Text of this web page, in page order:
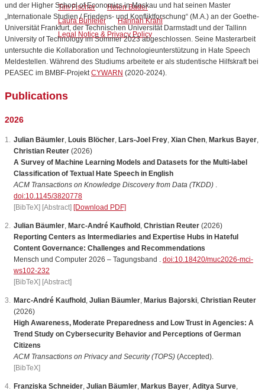
Tim Fischer
Helen Bader
Laura Buhleier
Hannah Krahl
Legal Notice & Privacy Policy
und der Higher School of Economics in Moskau und hat seinen Master
„Internationale Studien / Friedens- und Konfliktforschung“ (M.A.) an der Goethe-
Universität Frankfurt, der Technischen Universität Darmstadt und der Tallinn
University of Technology im Sommer 2023 abgeschlossen. Seine Masterarbeit
untersuchte die Kollaboration und Technologieunterstützung in Hate Speech
Meldestellen. Während des Studiums arbeitete er als studentische Hilfskraft bei
PEASEC im BMBF-Projekt CYWARN (2020-2024).
Publications
2026
Julian Bäumler Louis Blöcher Lars-Joel Frey Xian Chen Markus Bayer
Christian Reuter (2026)
A Survey of Machine Learning Models and Datasets for the Multi-label
Classification of Textual Hate Speech in English
ACM Transactions on Knowledge Discovery from Data (TKDD)
doi:10.1145/3820778
[BibTeX] [Abstract] [Download PDF]
Julian Bäumler Marc-André Kaufhold Christian Reuter (2026)
Reporting Centers as Intermediaries and Expertise Hubs in Hateful
Content Governance: Challenges and Recommendations
Mensch und Computer 2026 – Tagungsband . doi:10.18420/muc2026-mci-
ws102-232
[BibTeX] [Abstract]
Marc-André Kaufhold Julian Bäumler Marius Bajorski Christian Reuter
(2026)
High Awareness, Moderate Preparedness and Low Trust in Agencies: A
Trend Study on Cybersecurity Behavior and Perceptions of German
Citizens
ACM Transactions on Privacy and Security (TOPS) (Accepted).
[BibTeX]
Franziska Schneider Julian Bäumler Markus Bayer Aditya Surve